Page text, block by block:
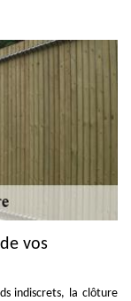
vos
indiscrets, la clôture